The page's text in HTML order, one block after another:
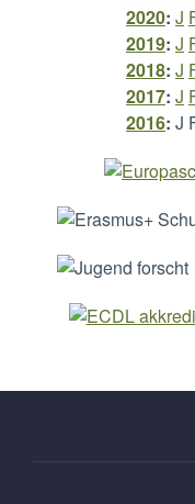
2020: J
2019: J
2018: J
2017: J
2016: J